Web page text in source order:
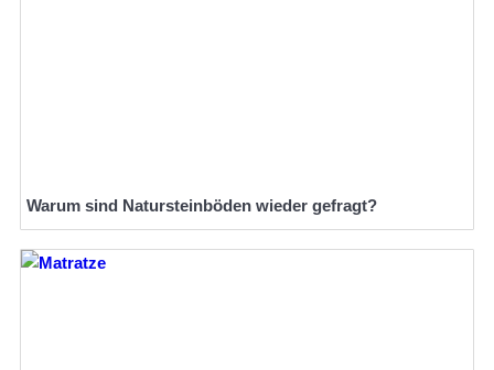
Warum sind Natursteinböden wieder gefragt?